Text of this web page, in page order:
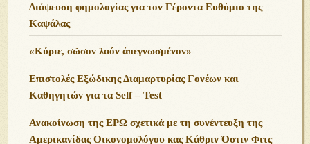
Διάψευση φημολογίας για τον Γέροντα Ευθύμιο της
Καψάλας
«Κύριε, σῶσον λαόν ἀπεγνωσμένον»
Επιστολές Εξώδικης Διαμαρτυρίας Γονέων και
Καθηγητών για τα Self – Test
Ανακοίνωση της ΕΡΩ σχετικά με τη συνέντευξη της
Αμερικανίδας Οικονομολόγου κας Κάθριν Όστιν Φιτς